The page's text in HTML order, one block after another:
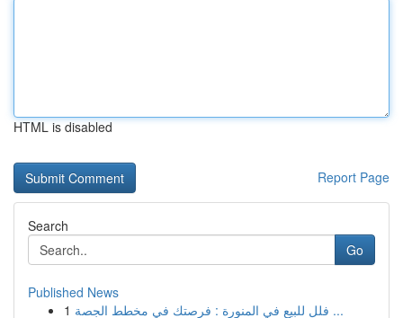
HTML is disabled
Report Page
Search
Go
Published News
1
فلل للبيع في المنورة : فرصتك في مخطط الجصة ...